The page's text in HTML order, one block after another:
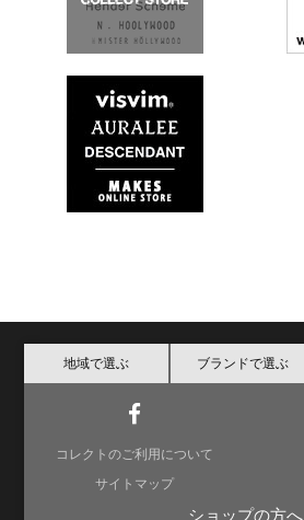
地域で選ぶ ブランドで選ぶ
コレクトのご利用について
サイトマップ
ショップの方へ